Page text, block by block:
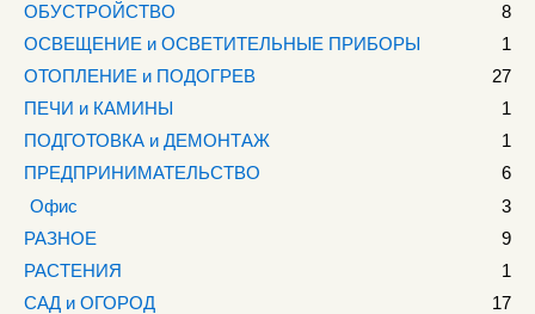
ОБУСТРОЙСТВО
8
ОСВЕЩЕНИЕ и ОСВЕТИТЕЛЬНЫЕ ПРИБОРЫ
1
ОТОПЛЕНИЕ и ПОДОГРЕВ
27
ПЕЧИ и КАМИНЫ
1
ПОДГОТОВКА и ДЕМОНТАЖ
1
ПРЕДПРИНИМАТЕЛЬСТВО
6
Офис
3
РАЗНОЕ
9
РАСТЕНИЯ
1
САД и ОГОРОД
17